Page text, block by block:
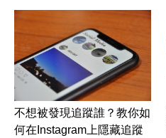
不想被發現追蹤誰？教你如
何在Instagram上隱藏追蹤